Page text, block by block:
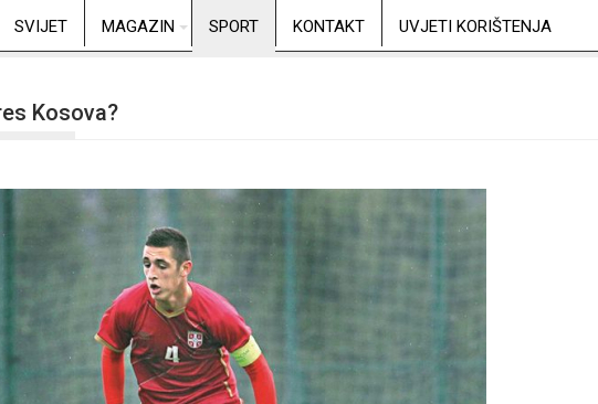
SVIJET MAGAZIN SPORT KONTAKT UVJETI KORIŠTENJA
Kosova?